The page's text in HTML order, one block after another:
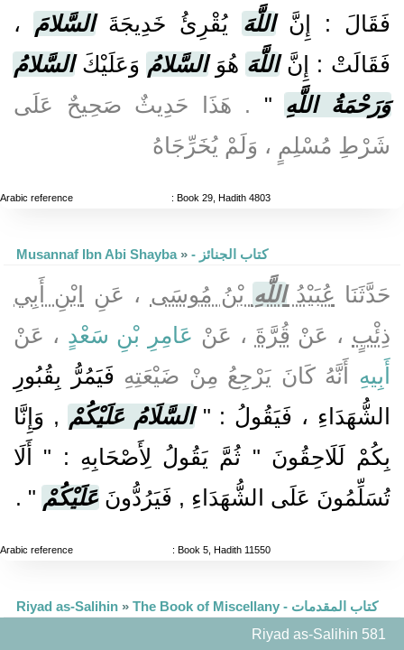
فَقَالَ : إِنَّاللَّهَ يُقْرِئُ خَدِيجَةَالسَّلامَ ،
فَقَالَتْ : إِنَّاللَّهَ هُوَالسَّلامُ وَعَلَيْكَالسَّلامُ
وَرَحْمَةُ اللَّهِ "
. هَذَا حَدِيثٌ صَحِيحٌ عَلَى
شَرْطِ مُسْلِمٍ ، وَلَمْ يُخَرِّجَاهُ
Arabic reference : Book 29, Hadith 4803
Musannaf Ibn Abi Shayba» - كتاب الجنائز
حَدَّثَنَا عُبَيْدُاللَّهِ بْنُ مُوسَى ، عَنِ ابْنِ أَبِي
ذِئْبٍ ، عَنْ قُرَّةَ ، عَنْ عَامِرِ بْنِ سَعْدٍ ، عَنْ
أَبِيهِ أَنَّهُ كَانَ يَرْجِعُ مِنْ ضَيْعَتِهِ فَيَمُرُّ بِقُبُورِ
الشُّهَدَاءِ ، فَيَقُولُ : "السَّلَامُ عَلَيْكُمْ , وَإِنَّا
بِكُمْ لَلَاحِقُونَ " ثُمَّ يَقُولُ لِأَصْحَابِهِ : " أَلَا
تُسَلِّمُونَ عَلَى الشُّهَدَاءِ , فَيَرُدُّونَعَلَيْكُمْ " .
Arabic reference : Book 5, Hadith 11550
Riyad as-Salihin »
The Book of Miscellany - كتاب المقدمات
Riyad as-Salihin 581